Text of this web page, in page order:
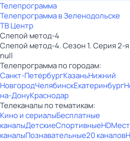
Телепрограмма
Телепрограмма в Зеленодольске
ТВ Центр
Слепой метод-4
Слепой метод-4. Сезон 1. Серия 2-я
null
Телепрограмма по городам:
Санкт-ПетербургКазаньНижний
НовгородЧелябинскЕкатеринбург
на-ДонуКраснодар
Телеканалы по тематикам:
Кино и сериалыБесплатные
каналыДетскиеСпортивныеHD
каналыПознавательные20 каналов